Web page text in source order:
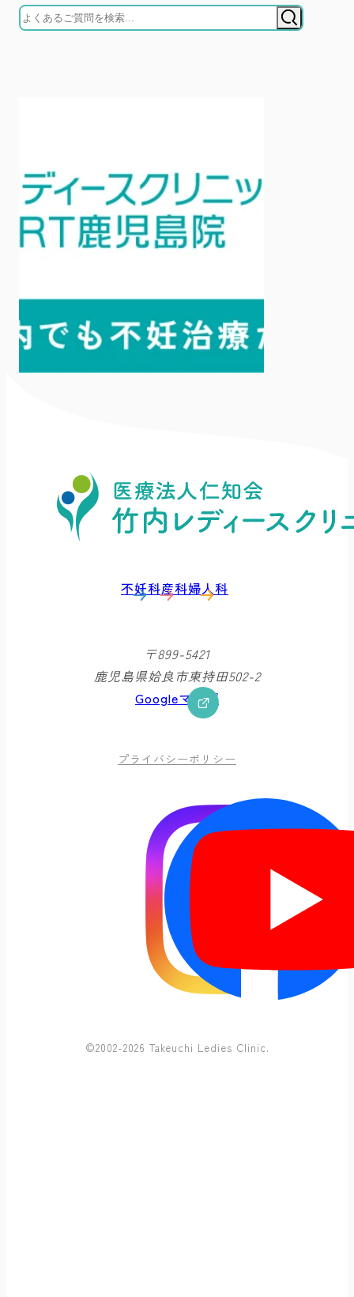
不妊科産科婦人科
〒899-5421
鹿児島県姶良市東持田502-2
Googleマップ
プライバシーポリシー
©2002-2026 Takeuchi Ledies Clinic.